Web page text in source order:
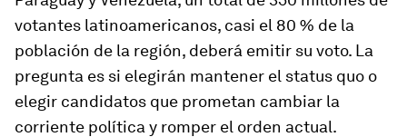
votantes latinoamericanos, casi el 80 % de la
población de la región, deberá emitir su voto. La
pregunta es si elegirán mantener el status quo o
elegir candidatos que prometan cambiar la
corriente política y romper el orden actual.